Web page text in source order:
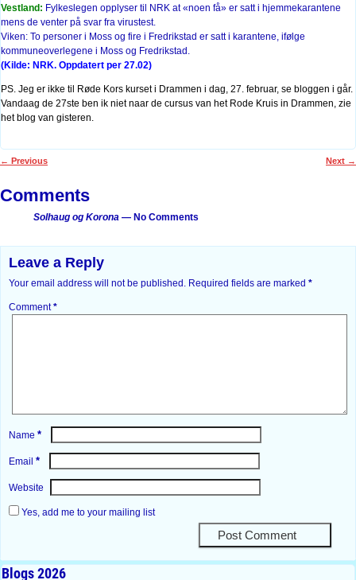
Vestland: Fylkeslegen opplyser til NRK at «noen få» er satt i hjemmekarantene
mens de venter på svar fra virustest.
Viken: To personer i Moss og fire i Fredrikstad er satt i karantene, ifølge
kommuneoverlegene i Moss og Fredrikstad.
(Kilde: NRK. Oppdatert per 27.02)
PS. Jeg er ikke til Røde Kors kurset i Drammen i dag, 27. februar, se bloggen i går.
Vandaag de 27ste ben ik niet naar de cursus van het Rode Kruis in Drammen, zie
het blog van gisteren.
← Previous Next →
Comments
Solhaug og Korona — No Comments
Leave a Reply
Your email address will not be published. Required fields are marked *
Comment*
Name *
Email *
Website
Yes, add me to your mailing list
Blogs 2026